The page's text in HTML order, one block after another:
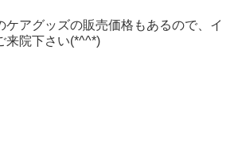
ケアグッズの販売価格もあるので、イ
来院下さい(*^^*)